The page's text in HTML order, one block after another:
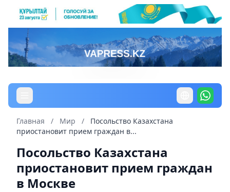
Главная / Мир /
Посольство Казахстана
приостановит прием граждан в...
Посольство Казахстана
приостановит прием граждан
в Москве